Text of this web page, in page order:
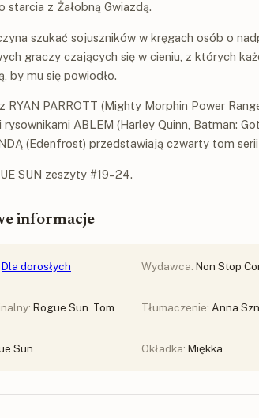
starcia z Żałobną Gwiazdą.
szukać sojuszników w kręgach osób o
graczy czających się w cieniu, z których
by mu się powiodło.
RYAN PARROTT (Mighty Morphin Power
ABLEM (Harley Quinn, Batman:
(Edenfrost) przedstawiają czwarty tom
SUN zeszyty #19–24.
informacje
Dla dorosłych Wydawca: Non Stop
Rogue Sun. Tom
Tłumaczenie: Anna
Sun Okładka: Miękka